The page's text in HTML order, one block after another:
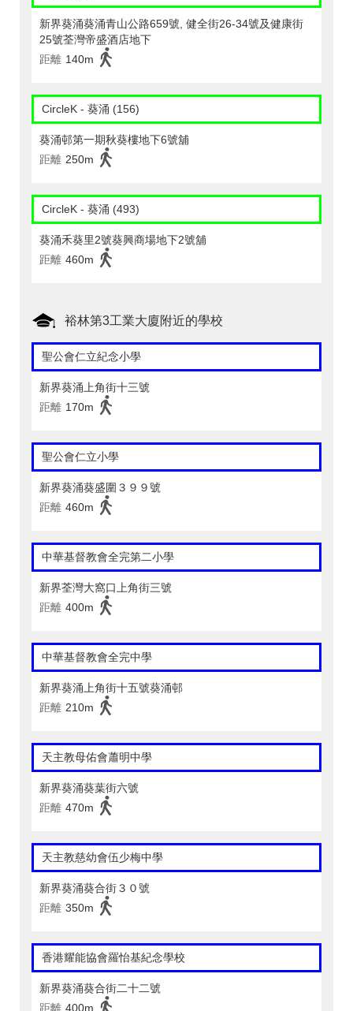
新界葵涌葵涌青山公路659號, 健全街26-34號及健康街
25號荃灣帝盛酒店地下
距離 140m
CircleK - 葵涌 (156)
葵涌邨第一期秋葵樓地下6號舖
距離 250m
CircleK - 葵涌 (493)
葵涌禾葵里2號葵興商場地下2號舖
距離 460m
裕林第3工業大廈附近的學校
聖公會仁立紀念小學
新界葵涌上角街十三號
距離 170m
聖公會仁立小學
新界葵涌葵盛圍３９９號
距離 460m
中華基督教會全完第二小學
新界荃灣大窩口上角街三號
距離 400m
中華基督教會全完中學
新界葵涌上角街十五號葵涌邨
距離 210m
天主教母佑會蕭明中學
新界葵涌葵葉街六號
距離 470m
天主教慈幼會伍少梅中學
新界葵涌葵合街３０號
距離 350m
香港耀能協會羅怡基紀念學校
新界葵涌葵合街二十二號
距離 400m